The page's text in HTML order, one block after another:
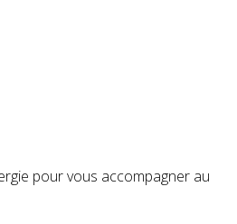
pour vous accompagner au